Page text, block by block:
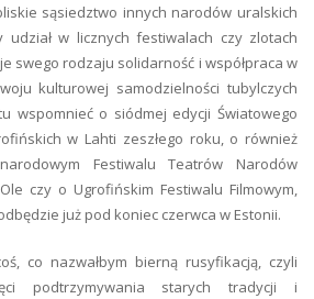
sąsiedztwo innych narodów uralskich
udział w licznych festiwalach czy zlotach
swego rodzaju solidarność i współpraca w
kulturowej samodzielności tubylczych
wspomnieć o siódmej edycji Światowego
w Lahti zeszłego roku, o również
Festiwalu Teatrów Narodów
czy o Ugrofińskim Festiwalu Filmowym,
już pod koniec czerwca w Estonii.
co nazwałbym bierną rusyfikacją, czyli
podtrzymywania starych tradycji i